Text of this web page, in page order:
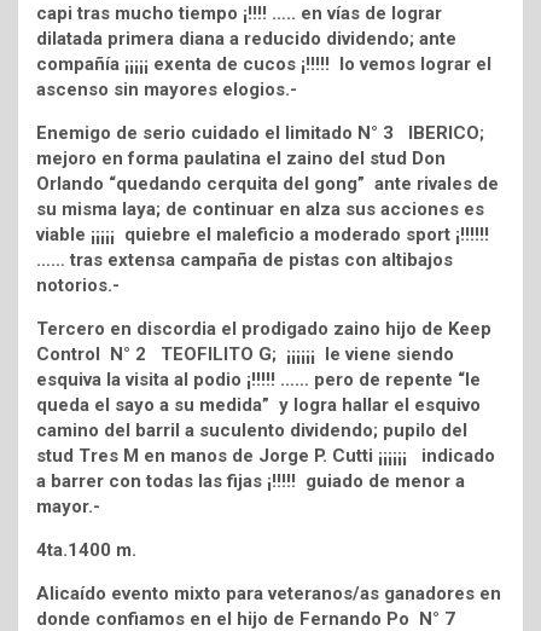
capi tras mucho tiempo ¡!!!! ….. en vías de lograr
dilatada primera diana a reducido dividendo; ante
compañía ¡¡¡¡¡ exenta de cucos ¡!!!!! lo vemos lograr el
ascenso sin mayores elogios.-
Enemigo de serio cuidado el limitado N° 3 IBERICO;
mejoro en forma paulatina el zaino del stud Don
Orlando “quedando cerquita del gong” ante rivales de
su misma laya; de continuar en alza sus acciones es
viable ¡¡¡¡¡ quiebre el maleficio a moderado sport ¡!!!!!!
…… tras extensa campaña de pistas con altibajos
notorios.-
Tercero en discordia el prodigado zaino hijo de Keep
Control N° 2 TEOFILITO G; ¡¡¡¡¡¡ le viene siendo
esquiva la visita al podio ¡!!!!! …… pero de repente “le
queda el sayo a su medida” y logra hallar el esquivo
camino del barril a suculento dividendo; pupilo del
stud Tres M en manos de Jorge P. Cutti ¡¡¡¡¡¡ indicado
a barrer con todas las fijas ¡!!!!! guiado de menor a
mayor.-
4ta.1400 m.
Alicaído evento mixto para veteranos/as ganadores en
donde confiamos en el hijo de Fernando Po N° 7